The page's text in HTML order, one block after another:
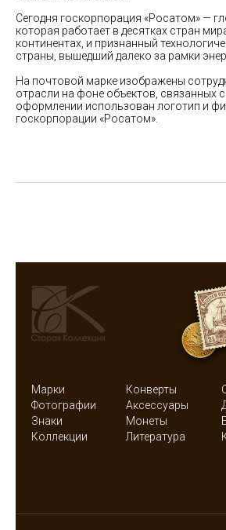
Сегодня госкорпорация «Росатом» —
которая работает в десятках стран
континентах, и признанный
страны, вышедший далеко за рамки
На почтовой марке изображены
отрасли на фоне объектов, связанных
оформлении использован логотип и
госкорпорации «Росатом».
Марки Конверты
Фотографии
Аксессуары
Знаки
Монеты
Коллекции
Литература